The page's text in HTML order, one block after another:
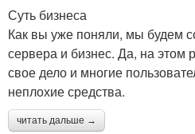
Суть бизнеса
Как вы уже поняли, мы будем
сервера и бизнес. Да, на этом
свое дело и многие
неплохие средства.
читать дальше →